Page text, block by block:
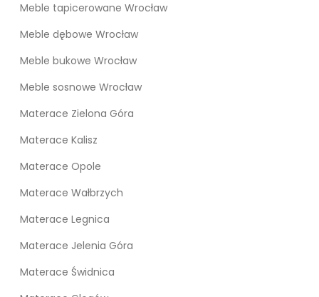
Meble tapicerowane Wrocław
Meble dębowe Wrocław
Meble bukowe Wrocław
Meble sosnowe Wrocław
Materace Zielona Góra
Materace Kalisz
Materace Opole
Materace Wałbrzych
Materace Legnica
Materace Jelenia Góra
Materace Świdnica